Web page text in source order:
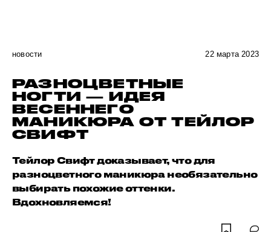
новости 22 марта 2023
РАЗНОЦВЕТНЫЕ
НОГТИ — ИДЕЯ
ВЕСЕННЕГО
МАНИКЮРА ОТ ТЕЙЛОР
СВИФТ
Тейлор Свифт доказывает, что для
разноцветного маникюра необязательно
выбирать похожие оттенки.
Вдохновляемся!